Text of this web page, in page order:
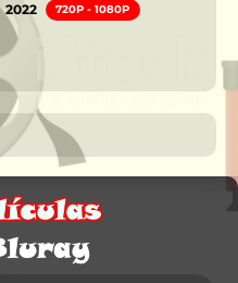
2022 720P - 1080P